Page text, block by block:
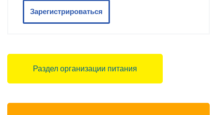
Зарегистрироваться
Раздел организации питания